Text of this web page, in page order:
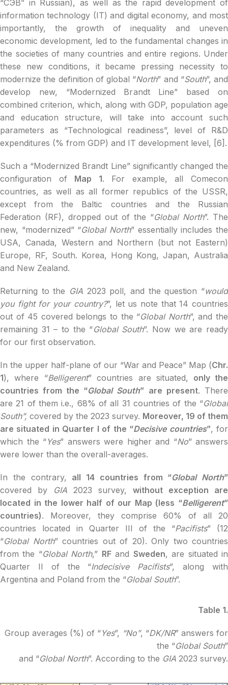
“СЭВ” in Russian), as well as the rapid development of
information technology (IT) and digital economy, and most
importantly, the growth of inequality and uneven
economic development, led to the fundamental changes in
the societies of many countries and entire regions. Under
these new conditions, it became pressing necessity to
modernize the definition of global “North” and “South”, and
develop new, “Modernized Brandt Line” based on
combined criterion, which, along with GDP, population age
and education structure, will take into account such
parameters as “Technological readiness”, level of R&D
expenditures (% from GDP) and IT development level, [6].
Such a “Modernized Brandt Line” significantly changed the
configuration of Map 1. For example, all Comecon
countries, as well as all former republics of the USSR,
except from the Baltic countries and the Russian
Federation (RF), dropped out of the “Global North”. The
new, “modernized” “Global North” essentially includes the
USA, Canada, Western and Northern (but not Eastern)
Europe, RF, South. Korea, Hong Kong, Japan, Australia
and New Zealand.
Returning to the GIA 2023 poll, and the question “would
you fight for your country?”, let us note that 14 countries
out of 45 covered belongs to the “Global North”, and the
remaining 31 – to the “Global South”. Now we are ready
for our first observation.
In the upper half-plane of our “War and Peace” Map (Chr.
1), where “Belligerent” countries are situated, only the
countries from the “Global South” are present. There
are 21 of them i.e., 68% of all 31 countries of the “Global
South”, covered by the 2023 survey. Moreover, 19 of them
are situated in Quarter I of the “Decisive countries”, for
which the “Yes” answers were higher and “No” answers
were lower than the overall-averages.
In the contrary, all 14 countries from “Global North”
covered by GIA 2023 survey, without exception are
located in the lower half of our Map (less “Belligerent”
countries). Moreover, they comprise 60% of all 20
countries located in Quarter III of the “Pacifists” (12
“Global North” countries out of 20). Only two countries
from the “Global North,” RFand Sweden, are situated in
Quarter II of the “Indecisive Pacifists”, along with
Argentina and Poland from the “Global South”.
Table 1.
Group averages (%) of “Yes”, “No”, “DK/NR” answers for
the “Global South”
and “Global North”. According to the GIA 2023 survey.